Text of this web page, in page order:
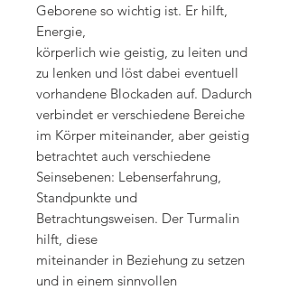
Geborene so wichtig ist. Er hilft,
Energie,
körperlich wie geistig, zu leiten und
zu lenken und löst dabei eventuell
vorhandene Blockaden auf. Dadurch
verbindet er verschiedene Bereiche
im Körper miteinander, aber geistig
betrachtet auch verschiedene
Seinsebenen: Lebenserfahrung,
Standpunkte und
Betrachtungsweisen. Der Turmalin
hilft, diese
miteinander in Beziehung zu setzen
und in einem sinnvollen